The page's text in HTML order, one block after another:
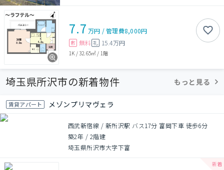
7.7 万円 /管理費8,000円
敷 無料 礼 15.4万円
1K /32.65㎡ / 1階
埼玉県所沢市の新着物件 もっと見る
賃貸アパート メゾンプリマヴェラ
西武新宿線 / 新所沢駅 バス17分 富岡下車 徒歩6分
築2年 / 2階建
埼玉県所沢市大字下富